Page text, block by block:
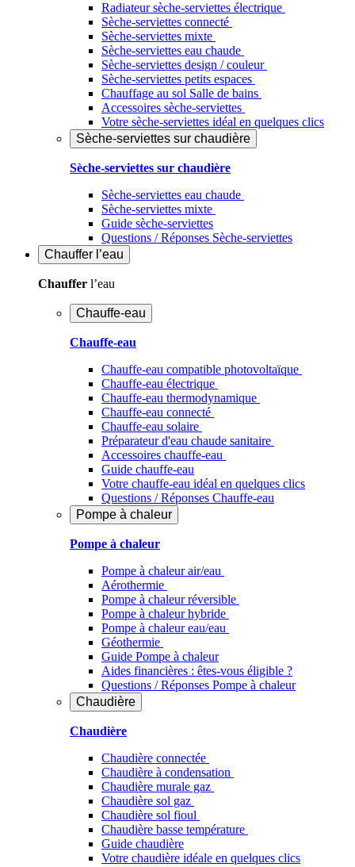
Radiateur sèche-serviettes électrique
Sèche-serviettes connecté
Sèche-serviettes mixte
Sèche-serviettes eau chaude
Sèche-serviettes design / couleur
Sèche-serviettes petits espaces
Chauffage au sol Salle de bains
Accessoires sèche-serviettes
Votre sèche-serviettes idéal en quelques clics
Sèche-serviettes sur chaudière
Sèche-serviettes sur chaudière
Sèche-serviettes eau chaude
Sèche-serviettes mixte
Guide sèche-serviettes
Questions / Réponses Sèche-serviettes
Chauffer l’eau
Chauffer l’eau
Chauffe-eau
Chauffe-eau
Chauffe-eau compatible photovoltaïque
Chauffe-eau électrique
Chauffe-eau thermodynamique
Chauffe-eau connecté
Chauffe-eau solaire
Préparateur d'eau chaude sanitaire
Accessoires chauffe-eau
Guide chauffe-eau
Votre chauffe-eau idéal en quelques clics
Questions / Réponses Chauffe-eau
Pompe à chaleur
Pompe à chaleur
Pompe à chaleur air/eau
Aérothermie
Pompe à chaleur réversible
Pompe à chaleur hybride
Pompe à chaleur​ eau/eau
Géothermie
Guide Pompe à chaleur
Aides financières : êtes-vous éligible ?
Questions / Réponses Pompe à chaleur
Chaudière
Chaudière
Chaudière connectée
Chaudière à condensation
Chaudière murale gaz
Chaudière sol gaz
Chaudière sol fioul
Chaudière basse température
Guide chaudière
Votre chaudière idéale en quelques clics